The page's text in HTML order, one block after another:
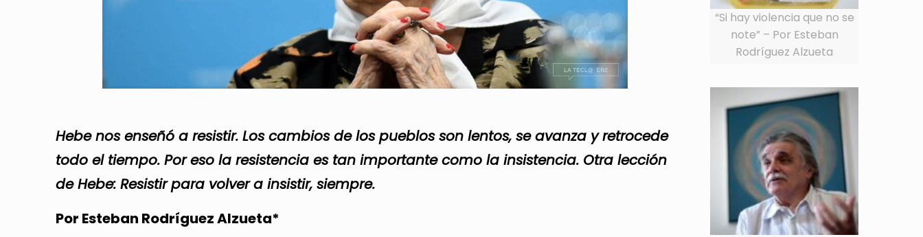
Hebe nos enseñó a resistir. Los cambios de los pueblos son lentos, se avanza y retrocede
todo el tiempo. Por eso la resistencia es tan importante como la insistencia. Otra lección
de Hebe: Resistir para volver a insistir, siempre.
Por Esteban Rodríguez Alzueta*
“Si hay violencia que no se
note” – Por Esteban
Rodríguez Alzueta